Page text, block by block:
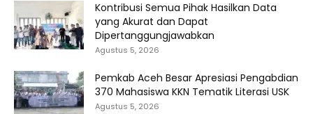
Kontribusi Semua Pihak Hasilkan Data
yang Akurat dan Dapat
Dipertanggungjawabkan
Agustus 5, 2026
Pemkab Aceh Besar Apresiasi Pengabdian
370 Mahasiswa KKN Tematik Literasi USK
Agustus 5, 2026